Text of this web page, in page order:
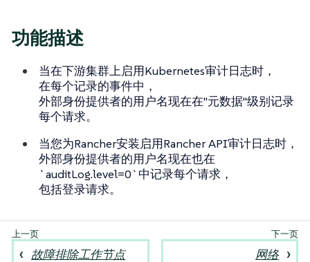
功能描述
当在下游集群上启用Kubernetes审计日志时，
在每个记录的事件中，
外部身份提供者的用户名现在在"元数据"级别记录
每个请求。
当您为Rancher安装启用Rancher API审计日志时，
外部身份提供者的用户名现在也在
`auditLog.level=0`中记录每个请求，
包括登录请求。
故障排除工作节点 网络